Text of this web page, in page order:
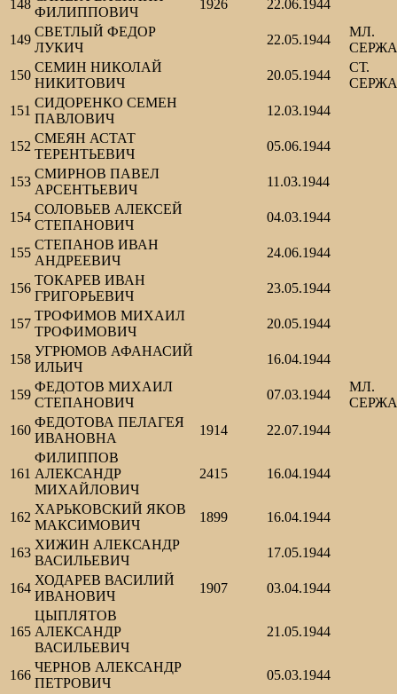
148
ФИЛИППОВИЧ
1926 22.06.1944
149
СВЕТЛЫЙ ФЕДОР
ЛУКИЧ
22.05.1944
МЛ.
150
СЕМИН НИКОЛАЙ
НИКИТОВИЧ
20.05.1944
СТ.
151
СИДОРЕНКО СЕМЕН
ПАВЛОВИЧ
12.03.1944
152
СМЕЯН АСТАТ
ТЕРЕНТЬЕВИЧ
05.06.1944
153
СМИРНОВ ПАВЕЛ
АРСЕНТЬЕВИЧ
11.03.1944
154
СОЛОВЬЕВ АЛЕКСЕЙ
СТЕПАНОВИЧ
04.03.1944
155
СТЕПАНОВ ИВАН
АНДРЕЕВИЧ
24.06.1944
156
ТОКАРЕВ ИВАН
ГРИГОРЬЕВИЧ
23.05.1944
157
ТРОФИМОВ МИХАИЛ
ТРОФИМОВИЧ
20.05.1944
158
УГРЮМОВ АФАНАСИЙ
ИЛЬИЧ
16.04.1944
159
ФЕДОТОВ МИХАИЛ
СТЕПАНОВИЧ
07.03.1944
МЛ.
160
ФЕДОТОВА ПЕЛАГЕЯ
ИВАНОВНА
1914 22.07.1944
161
ФИЛИППОВ
АЛЕКСАНДР
МИХАЙЛОВИЧ
2415 16.04.1944
162
ХАРЬКОВСКИЙ ЯКОВ
МАКСИМОВИЧ
1899 16.04.1944
163
ХИЖИН АЛЕКСАНДР
ВАСИЛЬЕВИЧ
17.05.1944
164
ХОДАРЕВ ВАСИЛИЙ
ИВАНОВИЧ
1907 03.04.1944
165
ЦЫПЛЯТОВ
АЛЕКСАНДР
ВАСИЛЬЕВИЧ
21.05.1944
166
ЧЕРНОВ АЛЕКСАНДР
ПЕТРОВИЧ
05.03.1944